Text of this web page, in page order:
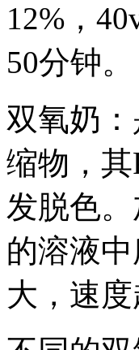
12%，
50分钟。
双氧奶
缩物，
发脱色
的溶液
大，速